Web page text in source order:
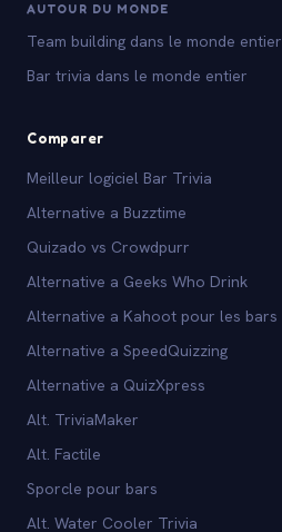
AUTOUR DU MONDE
Team building dans le monde entier
Bar trivia dans le monde entier
Comparer
Meilleur logiciel Bar Trivia
Alternative a Buzztime
Quizado vs Crowdpurr
Alternative a Geeks Who Drink
Alternative a Kahoot pour les bars
Alternative a SpeedQuizzing
Alternative a QuizXpress
Alt. TriviaMaker
Alt. Factile
Sporcle pour bars
Alt. Water Cooler Trivia